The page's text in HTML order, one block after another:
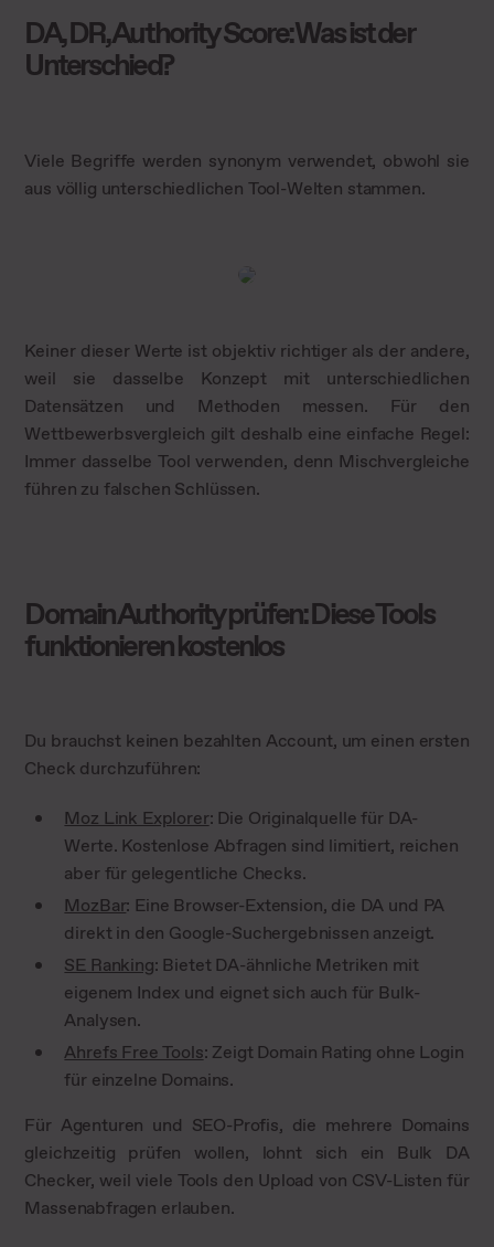
DA, DR, Authority Score: Was ist der
Unterschied?
Viele Begriffe werden synonym verwendet, obwohl sie
aus völlig unterschiedlichen Tool-Welten stammen.
Keiner dieser Werte ist objektiv richtiger als der andere,
weil sie dasselbe Konzept mit unterschiedlichen
Datensätzen und Methoden messen. Für den
Wettbewerbsvergleich gilt deshalb eine einfache Regel:
Immer dasselbe Tool verwenden, denn Mischvergleiche
führen zu falschen Schlüssen.
Domain Authority prüfen: Diese Tools
funktionieren kostenlos
Du brauchst keinen bezahlten Account, um einen ersten
Check durchzuführen:
Moz Link Explorer: Die Originalquelle für DA-
Werte. Kostenlose Abfragen sind limitiert, reichen
aber für gelegentliche Checks.
MozBar: Eine Browser-Extension, die DA und PA
direkt in den Google-Suchergebnissen anzeigt.
SE Ranking: Bietet DA-ähnliche Metriken mit
eigenem Index und eignet sich auch für Bulk-
Analysen.
Ahrefs Free Tools: Zeigt Domain Rating ohne Login
für einzelne Domains.
Für Agenturen und SEO-Profis, die mehrere Domains
gleichzeitig prüfen wollen, lohnt sich ein Bulk DA
Checker, weil viele Tools den Upload von CSV-Listen für
Massenabfragen erlauben.